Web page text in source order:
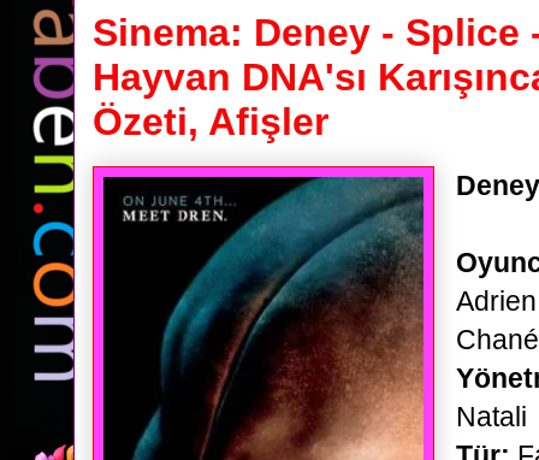
Sinema: Deney - Splice
Hayvan DNA'sı
Özeti, Afişler
Natali